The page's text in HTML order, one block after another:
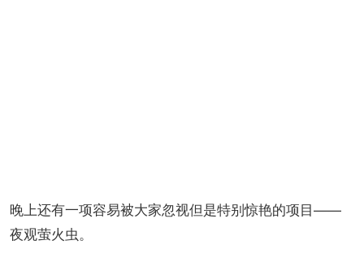
晚上还有一项容易被大家忽视但是特别惊艳的项目——
夜观萤火虫。